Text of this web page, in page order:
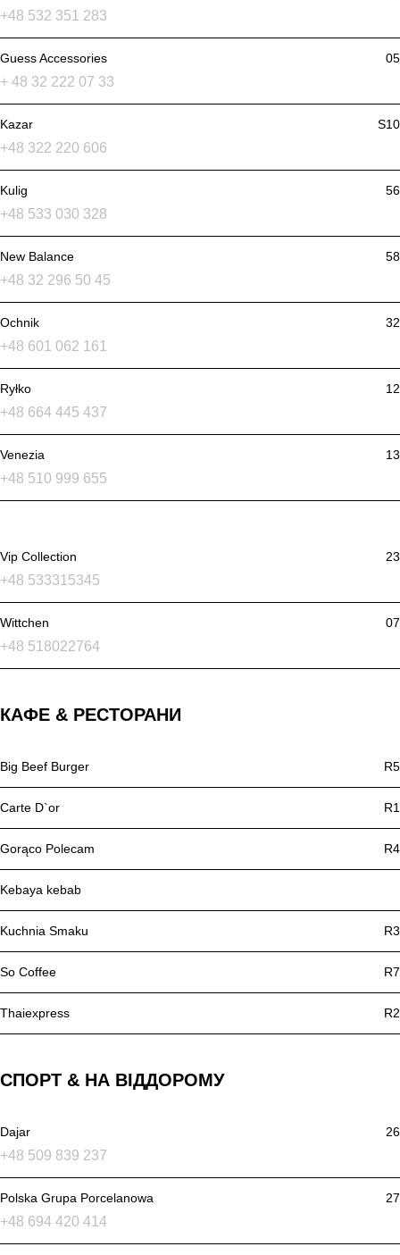
+48 532 351 283
Guess Accessories 05
+ 48 32 222 07 33
Kazar S10
+48 322 220 606
Kulig 56
+48 533 030 328
New Balance 58
+48 32 296 50 45
Ochnik 32
+48 601 062 161
Ryłko 12
+48 664 445 437
Venezia 13
+48 510 999 655
Vip Collection 23
+48 533315345
Wittchen 07
+48 518022764
КАФЕ & РЕСТОРАНИ
Big Beef Burger R5
Carte D`or R1
Gorąco Polecam R4
Kebaya kebab
Kuchnia Smaku R3
So Coffee R7
Thaiexpress R2
СПОРТ & НА ВІДДОРОМУ
Dajar 26
+48 509 839 237
Polska Grupa Porcelanowa 27
+48 694 420 414